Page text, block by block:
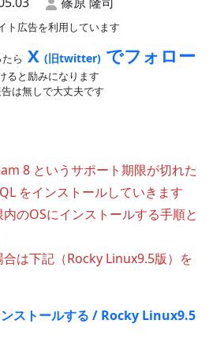
ト広告を利用しています
ら X (旧twitter) でフォロー
ると励みになります
は無しで大丈夫です
8 というサポート期限が切れた
をインストールしていきます
のOSにインストールする手順と
は下記（Rocky Linux9.5版）を
ストールする / Rocky Linux9.5